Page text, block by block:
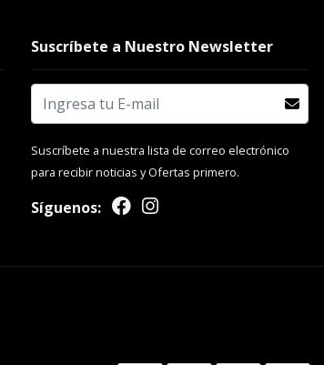
Suscríbete a Nuestro Newsletter
Suscríbete a nuestra lista de correo electrónico
para recibir noticias y Ofertas primero.
Síguenos: